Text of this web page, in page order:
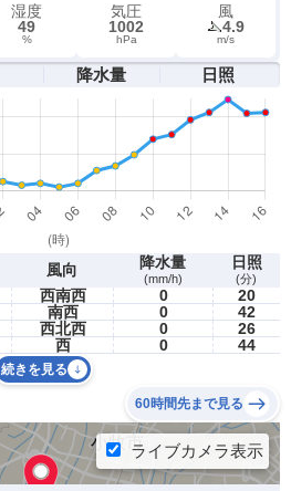
湿度
49
%
気圧
1002
hPa
風
4.9
m/s
降水量 日照
風向 降水量
(mm/h)
日照
(分)
西南西 0
20
南西 0
42
西北西 0
26
西 0 44
続きを見る
60時間先まで見る